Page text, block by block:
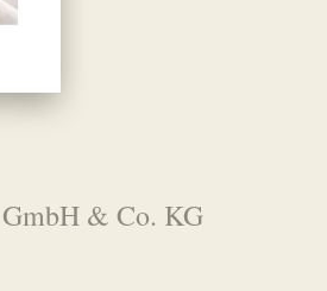
& Co. KG